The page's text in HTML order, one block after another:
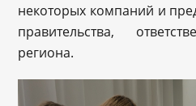
некоторых компаний и
правительства,
региона.